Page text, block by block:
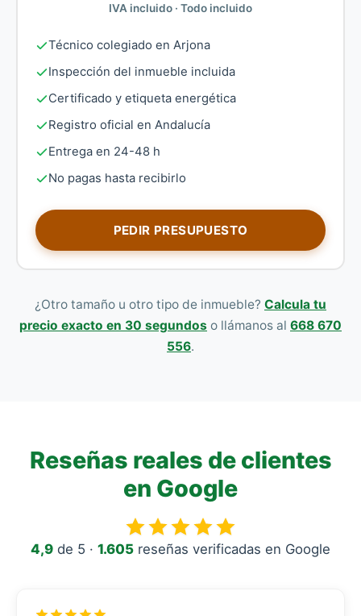
IVA incluido · Todo incluido
Técnico colegiado en Arjona
Inspección del inmueble incluida
Certificado y etiqueta energética
Registro oficial en Andalucía
Entrega en 24-48 h
No pagas hasta recibirlo
PEDIR PRESUPUESTO
¿Otro tamaño u otro tipo de inmueble? Calcula tu
precio exacto en 30 segundos o llámanos al 668 670
556.
Reseñas reales de clientes
en Google
4,9 de 5 · 1.605 reseñas verificadas en Google